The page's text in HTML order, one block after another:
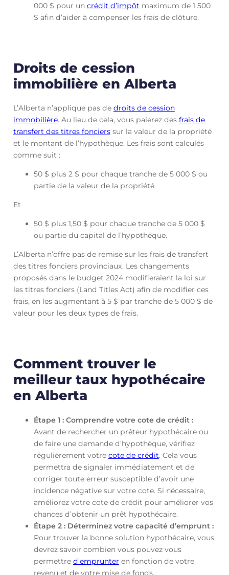
000 $ pour un crédit d’impôtmaximum de 1 500
$ afin d’aider à compenser les frais de clôture.
Droits de cession
immobilière en Alberta
L’Alberta n’applique pas de droits de cession
immobilière. Au lieu de cela, vous paierez des frais de
transfert des titres foncierssur la valeur de la propriété
et le montant de l’hypothèque. Les frais sont calculés
comme suit :
50 $ plus 2 $ pour chaque tranche de 5 000 $ ou
partie de la valeur de la propriété
Et
50 $ plus 1,50 $ pour chaque tranche de 5 000 $
ou partie du capital de l’hypothèque.
L’Alberta n’offre pas de remise sur les frais de transfert
des titres fonciers provinciaux. Les changements
proposés dans le budget 2024 modifieraient la loi sur
les titres fonciers (Land Titles Act) afin de modifier ces
frais, en les augmentant à 5 $ par tranche de 5 000 $ de
valeur pour les deux types de frais.
Comment trouver le
meilleur taux hypothécaire
en Alberta
Étape 1 : Comprendre votre cote de crédit :
Avant de rechercher un prêteur hypothécaire ou
de faire une demande d’hypothèque, vérifiez
régulièrement votre cote de crédit. Cela vous
permettra de signaler immédiatement et de
corriger toute erreur susceptible d’avoir une
incidence négative sur votre cote. Si nécessaire,
améliorez votre cote de crédit pour améliorer vos
chances d’obtenir un prêt hypothécaire.
Étape 2 : Déterminez votre capacité d’emprunt :
Pour trouver la bonne solution hypothécaire, vous
devrez savoir combien vous pouvez vous
permettre d’emprunter en fonction de votre
revenu et de votre mise de fonds.